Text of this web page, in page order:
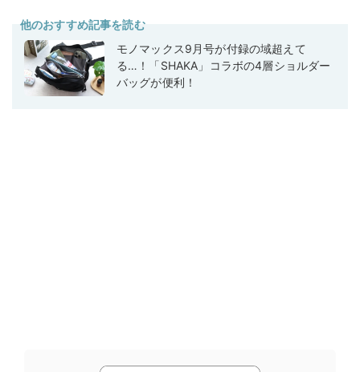
他のおすすめ記事を読む
モノマックス9月号が付録の域超えて
る…！「SHAKA」コラボの4層ショルダー
バッグが便利！